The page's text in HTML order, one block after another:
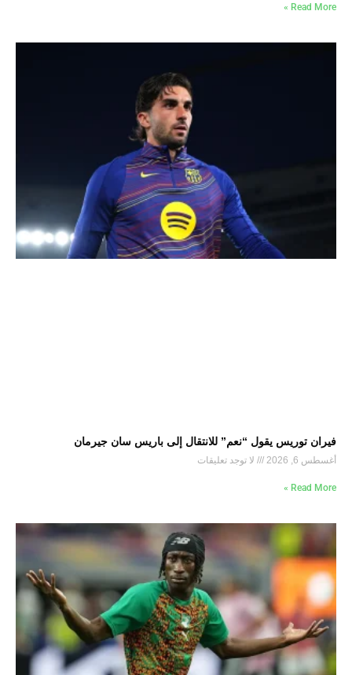
Read More »
فيران توريس يقول “نعم” للانتقال إلى باريس سان جيرمان
أغسطس 6, 2026 لا توجد تعليقات
Read More »